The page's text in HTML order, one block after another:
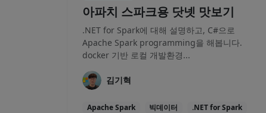
아파치 스파크용 닷넷 맛보기
.NET for Spark에 대해 설명하고, C#으로
Apache Spark programming을 해봅니다.
docker 기반 로컬 개발환경...
김기혁
Apache Spark 빅데이터 .NET for Spark